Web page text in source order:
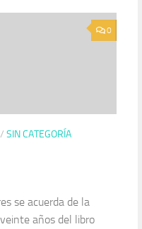
0
/ SIN CATEGORÍA
se acuerda de la
años del libro